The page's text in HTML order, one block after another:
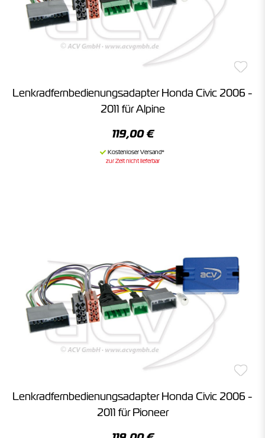
Lenkradfernbedienungsadapter Honda Civic 2006 -
2011 für Alpine
119,00 €
zur Zeit nicht lieferbar
Lenkradfernbedienungsadapter Honda Civic 2006 -
2011 für Pioneer